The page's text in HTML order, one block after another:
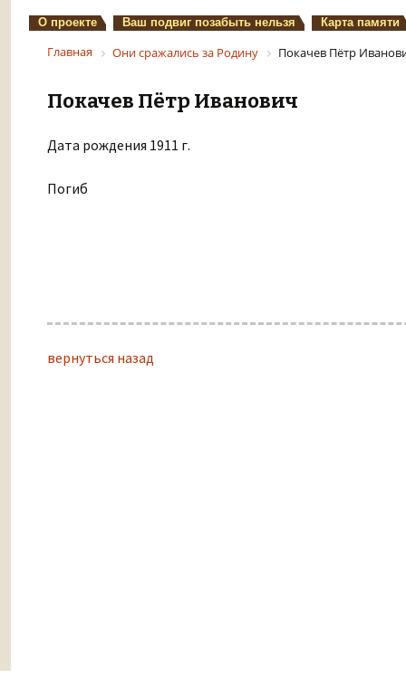
О проекте Ваш подвиг позабыть нельзя Карта памяти
Главная Они сражались за Родину Покачев Пётр
Покачев Пётр Иванович
Дата рождения 1911 г.
Погиб
вернуться назад